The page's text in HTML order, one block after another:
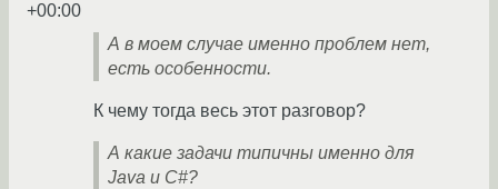
+00:00
А в моем случае именно проблем нет,
есть особенности.
К чему тогда весь этот разговор?
А какие задачи типичны именно для
Java и C#?